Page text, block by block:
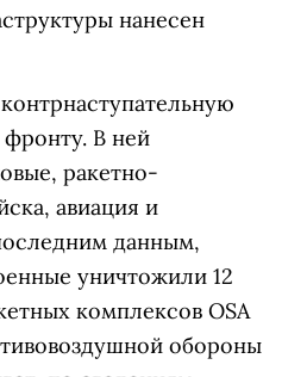
нанесен
контрнаступательную
В ней
ракетно-
авиация и
данным,
уничтожили 12
комплексов OSA
обороны